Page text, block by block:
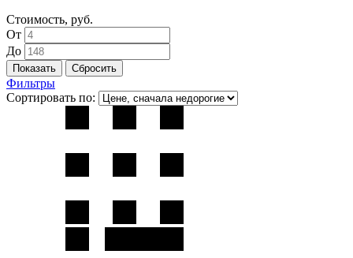
Стоимость, руб.
От
До
Фильтры
Сортировать по: